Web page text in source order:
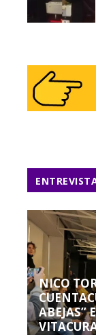
NICO
ABEJAS”